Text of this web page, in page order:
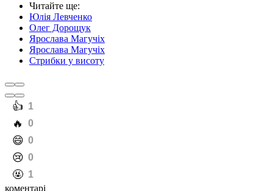
Читайте ще:
Юлія Левченко
Олег Дорощук
Ярослава Магучіх
Ярослава Магучіх
Стрибки у висоту
️👍 1
️🔥 0
️😄 0
️😢 0
️🤬 1
коментарі